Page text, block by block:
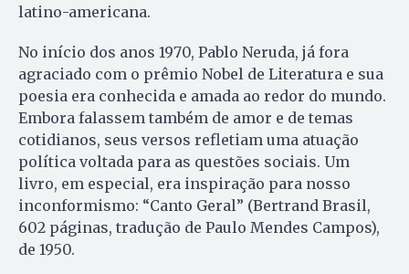
latino-americana.
No início dos anos 1970, Pablo Neruda, já fora
agraciado com o prêmio Nobel de Literatura e sua
poesia era conhecida e amada ao redor do mundo.
Embora falassem também de amor e de temas
cotidianos, seus versos refletiam uma atuação
política voltada para as questões sociais. Um
livro, em especial, era inspiração para nosso
inconformismo: “Canto Geral” (Bertrand Brasil,
602 páginas, tradução de Paulo Mendes Campos),
de 1950.